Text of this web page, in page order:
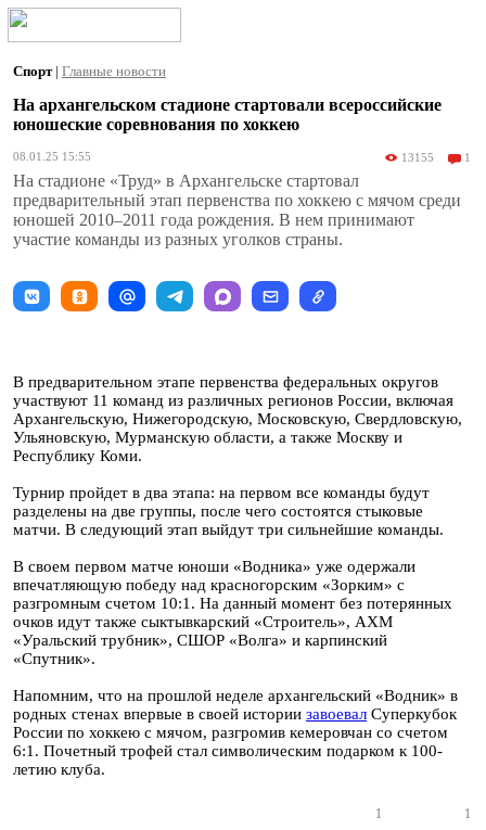
Спорт | Главные новости
На архангельском стадионе стартовали всероссийские
юношеские соревнования по хоккею
08.01.25 15:55 13155 1
На стадионе «Труд» в Архангельске стартовал
предварительный этап первенства по хоккею с мячом среди
юношей 2010–2011 года рождения. В нем принимают
участие команды из разных уголков страны.
В предварительном этапе первенства федеральных округов
участвуют 11 команд из различных регионов России, включая
Архангельскую, Нижегородскую, Московскую, Свердловскую,
Ульяновскую, Мурманскую области, а также Москву и
Республику Коми.
Турнир пройдет в два этапа: на первом все команды будут
разделены на две группы, после чего состоятся стыковые
матчи. В следующий этап выйдут три сильнейшие команды.
В своем первом матче юноши «Водника» уже одержали
впечатляющую победу над красногорским «Зорким» с
разгромным счетом 10:1. На данный момент без потерянных
очков идут также сыктывкарский «Строитель», АХМ
«Уральский трубник», СШОР «Волга» и карпинский
«Спутник».
Напомним, что на прошлой неделе архангельский «Водник» в
родных стенах впервые в своей истории завоевал Суперкубок
России по хоккею с мячом, разгромив кемеровчан со счетом
6:1. Почетный трофей стал символическим подарком к 100-
летию клуба.
1 1